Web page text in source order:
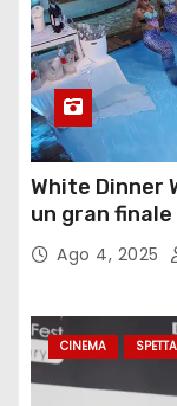
White Dinner
un gran finale
Ago 4, 2025
CINEMA